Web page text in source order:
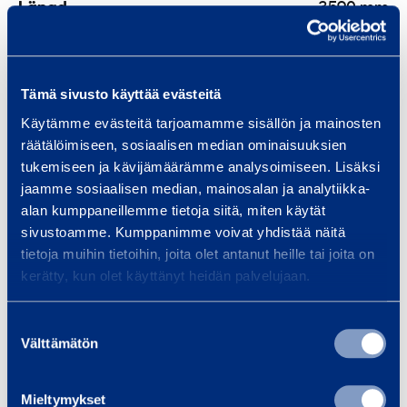
Tämä sivusto käyttää evästeitä
Käytämme evästeitä tarjoamamme sisällön ja mainosten
räätälöimiseen, sosiaalisen median ominaisuuksien
tukemiseen ja kävijämäärämme analysoimiseen. Lisäksi
jaamme sosiaalisen median, mainosalan ja analytiikka-
alan kumppaneillemme tietoja siitä, miten käytät
sivustoamme. Kumppanimme voivat yhdistää näitä
tietoja muihin tietoihin, joita olet antanut heille tai joita on
kerätty, kun olet käyttänyt heidän palvelujaan.
valinta
Välttämätön
Mieltymykset
Längd 3590 mm
Bredd 1410 mm
Höjd
Säkerhet
Liknande produkter